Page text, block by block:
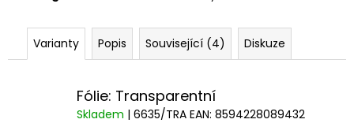
Varianty Popis Související (4) Diskuze
Fólie: Transparentní
Skladem | 6635/TRA EAN: 8594228089432